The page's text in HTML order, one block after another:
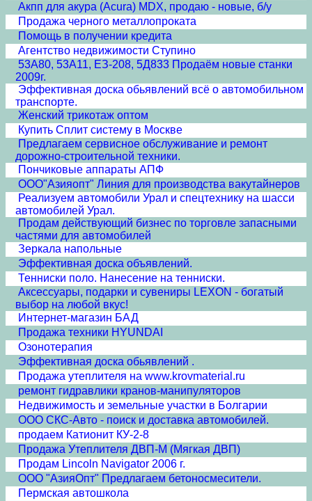
Акпп для акура (Acura) MDX, продаю - новые, б/у
Продажа черного металлопроката
Помощь в получении кредита
Агентство недвижимости Ступино
53А80, 53А11, ЕЗ-208, 5Д833 Продаём новые станки
2009г.
Эффективная доска обьявлений всё о автомобильном
транспорте.
Женский трикотаж оптом
Купить Сплит систему в Москве
Предлагаем сервисное обслуживание и ремонт
дорожно-строительной техники.
Пончиковые аппараты АПФ
ООО"Азияопт" Линия для производства вакутайнеров
Реализуем автомобили Урал и спецтехнику на шасси
автомобилей Урал.
Продам действующий бизнес по торговле запасными
частями для автомобилей
Зеркала напольные
Эффективная доска объявлений.
Тенниски поло. Нанесение на тенниски.
Аксессуары, подарки и сувениры LEXON - богатый
выбор на любой вкус!
Интернет-магазин БАД
Продажа техники HYUNDAI
Озонотерапия
Эффективная доска обьявлений .
Продажа утеплителя на www.krovmaterial.ru
ремонт гидравлики кранов-манипуляторов
Недвижимость и земельные участки в Болгарии
ООО СКС-Авто - поиск и доставка автомобилей.
продаем Катионит КУ-2-8
Продажа Утеплителя ДВП-М (Мягкая ДВП)
Продам Lincoln Navigator 2006 г.
ООО "АзияОпт" Предлагаем бетоносмесители.
Пермская автошкола